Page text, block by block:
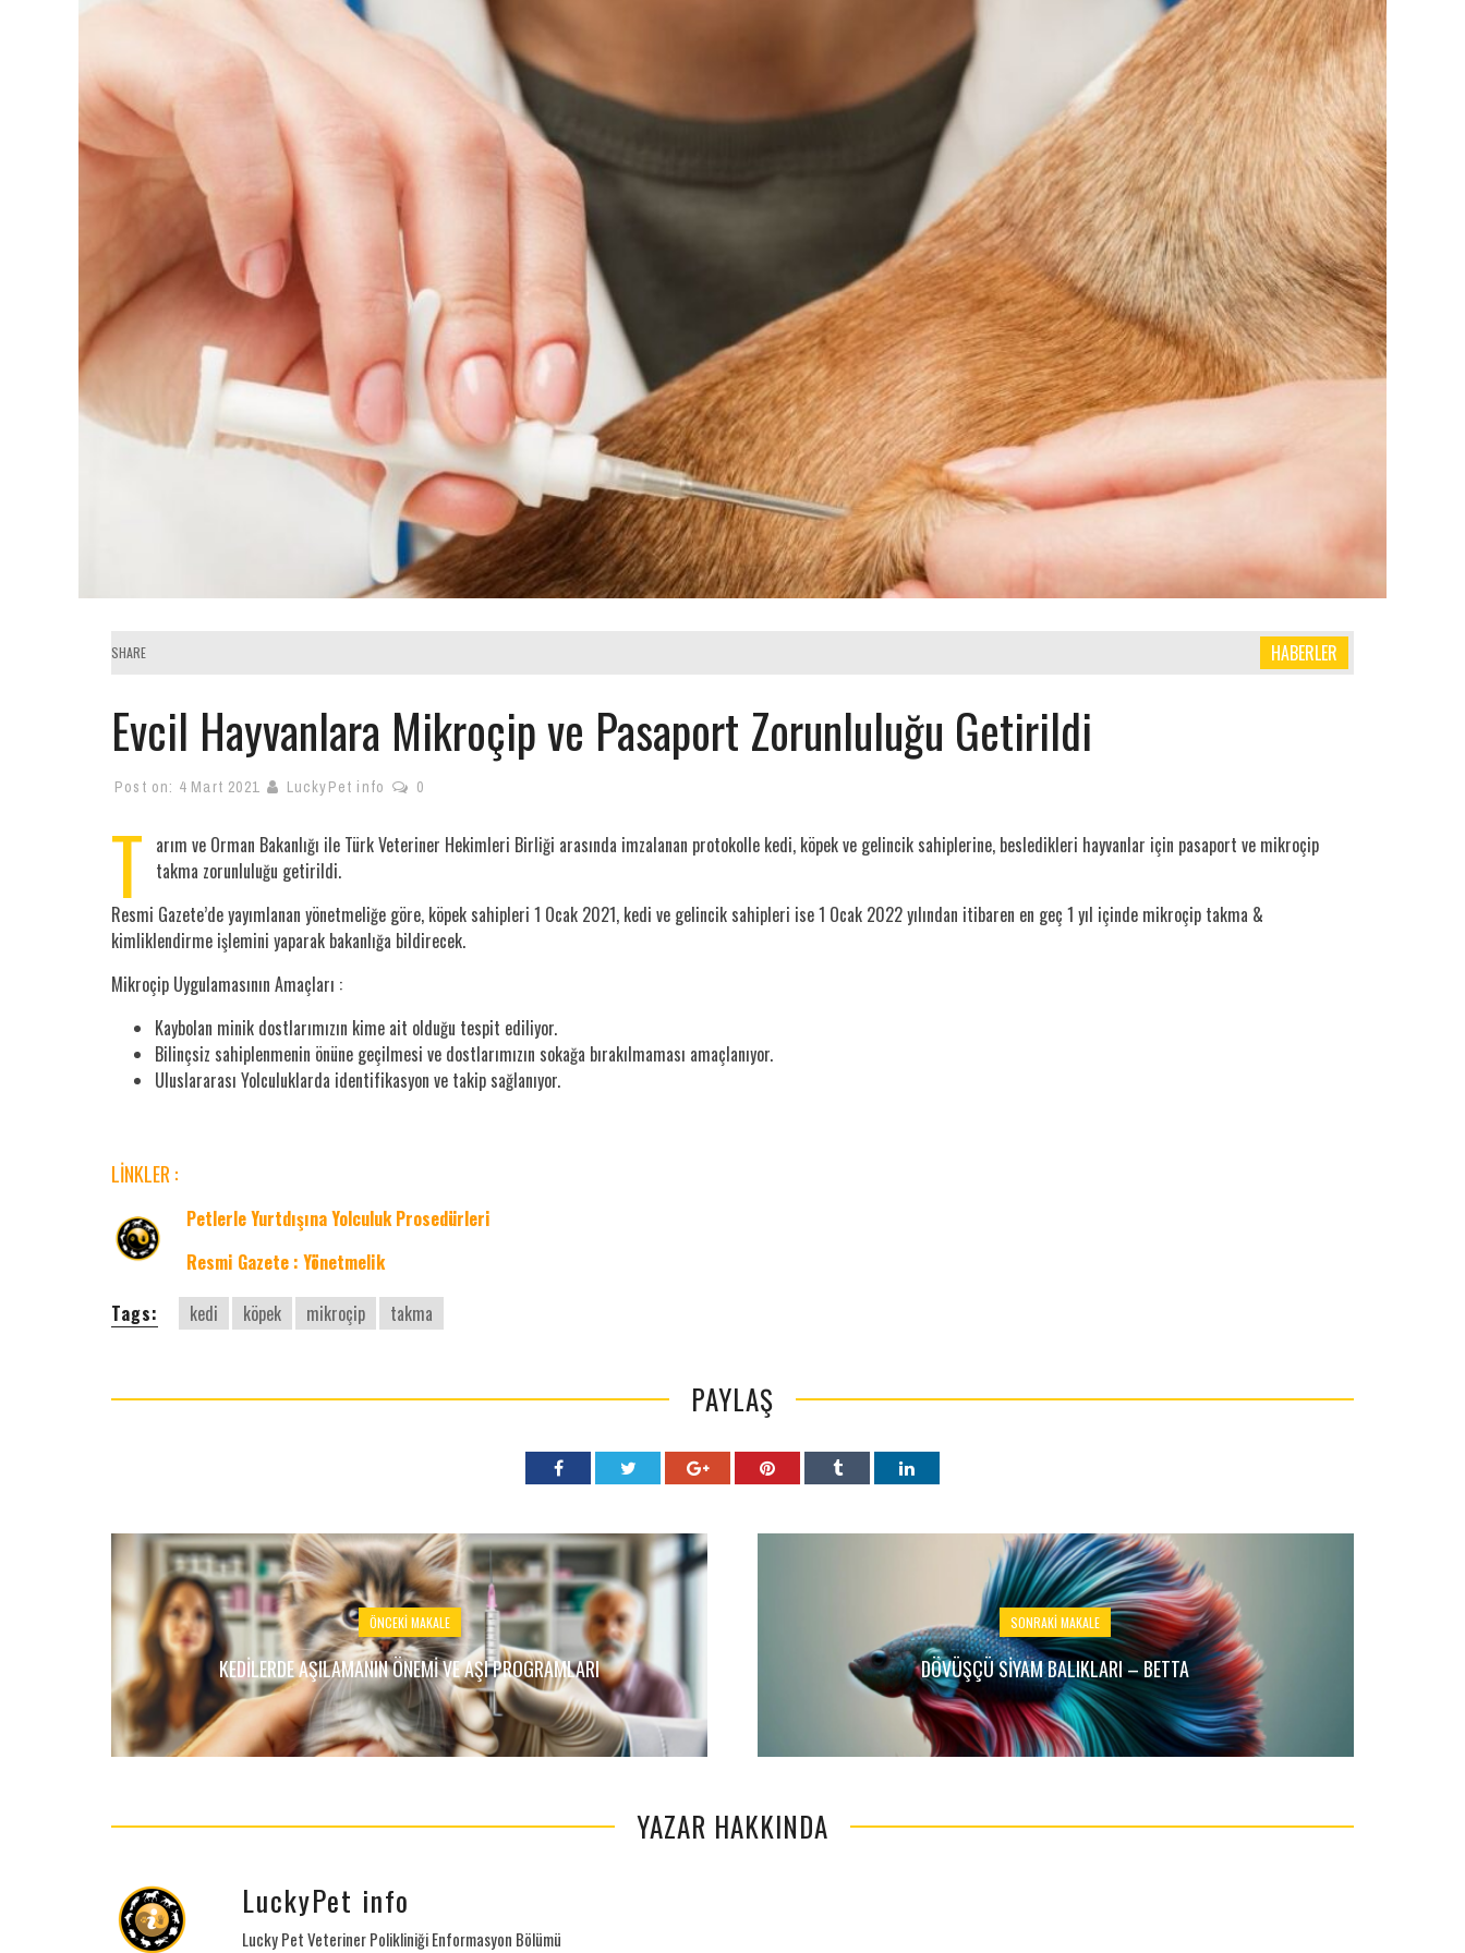
SHARE HABERLER
Evcil Hayvanlara Mikroçip ve Pasaport Zorunluluğu Getirildi
Post on: 4 Mart 2021 LuckyPet info 0
T arım ve Orman Bakanlığı ile Türk Veteriner Hekimleri Birliği arasında imzalanan protokolle kedi, köpek ve gelincik sahiplerine, besledikleri hayvanlar için pasaport ve mikroçip
takma zorunluluğu getirildi.
Resmi Gazete’de yayımlanan yönetmeliğe göre, köpek sahipleri 1 Ocak 2021, kedi ve gelincik sahipleri ise 1 Ocak 2022 yılından itibaren en geç 1 yıl içinde mikroçip takma &
kimliklendirme işlemini yaparak bakanlığa bildirecek.
Mikroçip Uygulamasının Amaçları :
Kaybolan minik dostlarımızın kime ait olduğu tespit ediliyor.
Bilinçsiz sahiplenmenin önüne geçilmesi ve dostlarımızın sokağa bırakılmaması amaçlanıyor.
Uluslararası Yolculuklarda identifikasyon ve takip sağlanıyor.
LİNKLER :
Petlerle Yurtdışına Yolculuk Prosedürleri
Resmi Gazete : Yönetmelik
Tags:
kedi köpek mikroçip takma
PAYLAŞ
ÖNCEKI MAKALE
KEDILERDE AŞILAMANIN ÖNEMI VE AŞI PROGRAMLARI
SONRAKI MAKALE
DÖVÜŞÇÜ SIYAM BALIKLARI – BETTA
YAZAR HAKKINDA
LuckyPet info
Lucky Pet Veteriner Polikliniği Enformasyon Bölümü